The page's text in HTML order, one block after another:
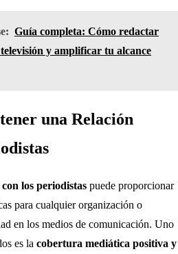
Guía completa: Cómo redactar
y amplificar tu alcance
una Relación
los periodistas puede proporcionar
para cualquier organización o
en los medios de comunicación. Uno
es la cobertura mediática positiva y